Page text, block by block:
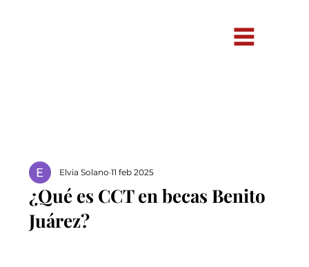
¿Qué es CCT en becas Benito
Juárez?
Elvia Solano 11 feb 2025